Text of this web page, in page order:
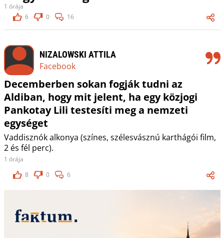
1 órája
6
0 16
NIZALOWSKI ATTILA
Facebook
Decemberben sokan fogják tudni az
Aldiban, hogy mit jelent, ha egy közjogi
Pankotay Lili testesíti meg a nemzeti
egységet
Vaddisznók alkonya (színes, szélesvásznú karthágói film,
2 és fél perc).
1 órája
8
0 6